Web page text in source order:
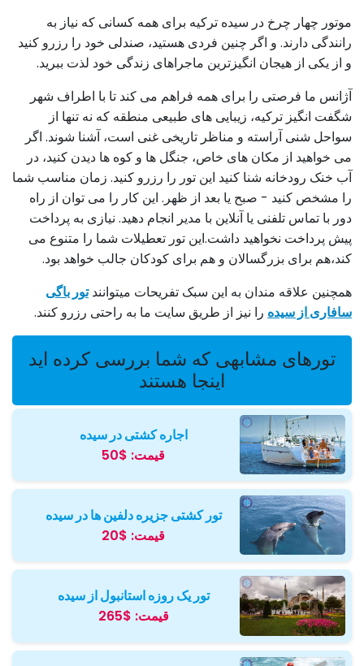
موتور چهار چرخ در سیده ترکیه برای همه کسانی که نیاز به
رانندگی دارند. و اگر چنین فردی هستید، صندلی خود را رزرو کنید
و از یکی از هیجان انگیزترین ماجراهای زندگی خود لذت ببرید.
آژانس ما فرصتی را برای همه فراهم می کند تا با اطراف شهر
شگفت انگیز ترکیه، زیبایی های طبیعی منطقه که نه تنها از
سواحل شنی آراسته و مناظر تاریخی غنی است، آشنا شوند. اگر
می خواهید از مکان های خاص، جنگل ها و کوه ها دیدن کنید، در
آب خنک رودخانه شنا کنید این تور را رزرو کنید. زمان مناسب شما
را مشخص کنید - صبح یا بعد از ظهر. این کار را می توان از راه
دور با تماس تلفنی یا آنلاین با مدیر انجام دهید. نیازی به پرداخت
پیش پرداخت نخواهید داشت.این تور تعطیلات شما را متنوع می
کند،هم برای بزرگسالان و هم برای کودکان جالب خواهد بود.
همچنین علاقه مندان به این سبک تفریحات میتوانندتور باگی
سافاری از سیده را نیز از طریق سایت ما به راحتی رزرو کنند.
تورهای مشابهی که شما بررسی کرده اید
اینجا هستند
اجاره کشتی در سیده
قیمت: $50
تور کشتی جزیره دلفین ها در سیده
قیمت: $20
تور یک روزه استانبول از سیده
قیمت: $265